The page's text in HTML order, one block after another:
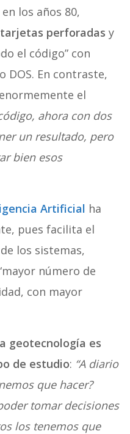
los años 80,
tarjetas perforadas y
el código” con
DOS. En contraste,
el
ahora con dos
un resultado, pero
bien esos
Artificial ha
pues facilita el
los sistemas,
número de
con mayor
geotecnología es
de estudio: “A diario
que hacer?
tomar decisiones
los tenemos que